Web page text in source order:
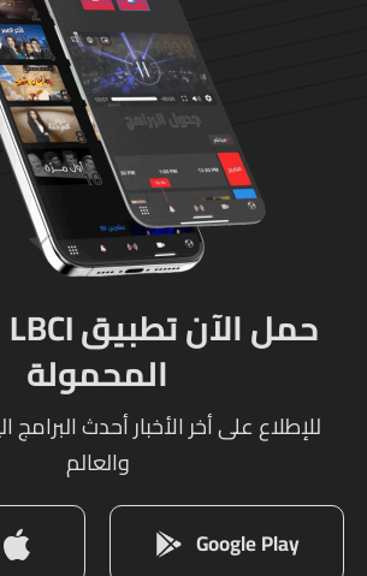
المحمولة
للإطلاع على أخر الأخبار أحدث البرامج
والعالم
Google Play